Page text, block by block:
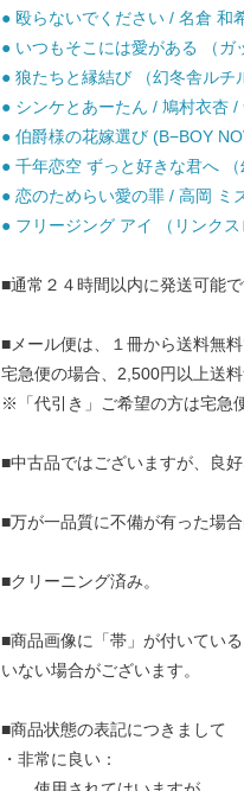
● 殴らないでください / 名倉 和
● いつもそこには愛がある （
● 狼たちと縁結び （幻冬舎ル
● シンケとあーたん / 鳩村衣杏
● 伯爵様の花嫁選び (B−BOY
● 千年恋空 ずっと好きな君へ
● 恋のためらい愛の罪 / 高岡 ミ
● フリージング アイ （リンク
■通常２４時間以内に発送可能で
■メール便は、１冊から送料無料
宅急便の場合、2,500円以上送料
※「代引き」ご希望の方は宅急
■中古品ではございますが、良
■万が一品質に不備が有った場合
■クリーニング済み。
■商品画像に「帯」が付いてい
いない場合がございます。
■商品状態の表記につきまして
・非常に良い：